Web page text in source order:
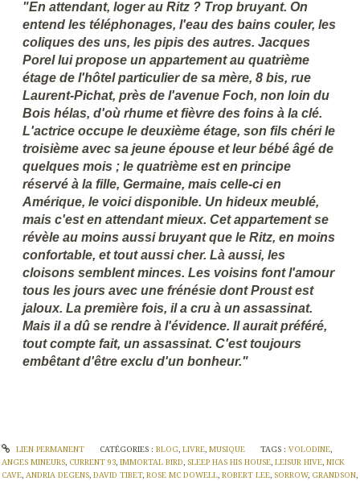
"En attendant, loger au Ritz ? Trop bruyant. On
entend les téléphonages, l'eau des bains couler, les
coliques des uns, les pipis des autres. Jacques
Porel lui propose un appartement au quatrième
étage de l'hôtel particulier de sa mère, 8 bis, rue
Laurent-Pichat, près de l'avenue Foch, non loin du
Bois hélas, d'où rhume et fièvre des foins à la clé.
L'actrice occupe le deuxième étage, son fils chéri le
troisième avec sa jeune épouse et leur bébé âgé de
quelques mois ; le quatrième est en principe
réservé à la fille, Germaine, mais celle-ci en
Amérique, le voici disponible. Un hideux meublé,
mais c'est en attendant mieux. Cet appartement se
révèle au moins aussi bruyant que le Ritz, en moins
confortable, et tout aussi cher. Là aussi, les
cloisons semblent minces. Les voisins font l'amour
tous les jours avec une frénésie dont Proust est
jaloux. La première fois, il a cru à un assassinat.
Mais il a dû se rendre à l'évidence. Il aurait préféré,
tout compte fait, un assassinat. C'est toujours
embêtant d'être exclu d'un bonheur."
LIEN PERMANENT CATÉGORIES : BLOG, LIVRE, MUSIQUE TAGS :VOLODINE,
ANGES MINEURS, CURRENT 93, IMMORTAL BIRD, SLEEP HAS HIS HOUSE, LEISUR HIVE, NICK
CAVE, ANDRIA DEGENS, DAVID TIBET, ROSE MC DOWELL, ROBERT LEE, SORROW, GRANDSON,